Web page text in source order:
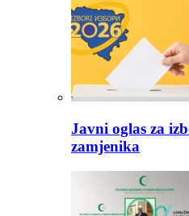
Javni oglas za
zamjenika